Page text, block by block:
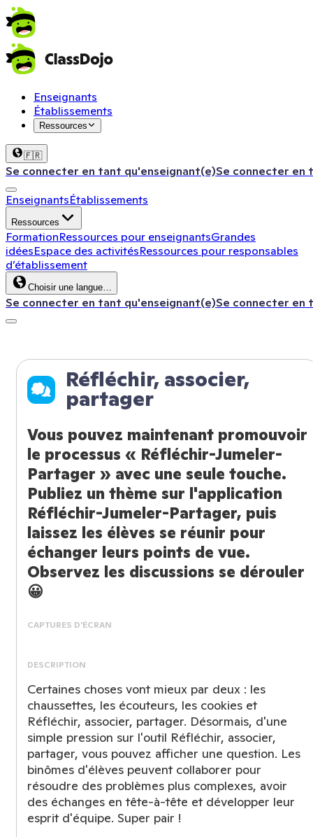
Enseignants
Établissements
Ressources
🇫🇷
Se connecter en tant qu'enseignant(e)Se connecter en
EnseignantsÉtablissements
Ressources
FormationRessources pour enseignantsGrandes
idéesEspace des activitésRessources pour responsables
d’établissement
Choisir une langue…
Se connecter en tant qu'enseignant(e)Se connecter en
Réfléchir, associer,
partager
Vous pouvez maintenant promouvoir
le processus « Réfléchir-Jumeler-
Partager » avec une seule touche.
Publiez un thème sur l'application
Réfléchir-Jumeler-Partager, puis
laissez les élèves se réunir pour
échanger leurs points de vue.
Observez les discussions se dérouler
😀
CAPTURES D'ÉCRAN
DESCRIPTION
Certaines choses vont mieux par deux : les
chaussettes, les écouteurs, les cookies et
Réfléchir, associer, partager. Désormais, d'une
simple pression sur l'outil Réfléchir, associer,
partager, vous pouvez afficher une question. Les
binômes d'élèves peuvent collaborer pour
résoudre des problèmes plus complexes, avoir
des échanges en tête-à-tête et développer leur
esprit d'équipe. Super pair !